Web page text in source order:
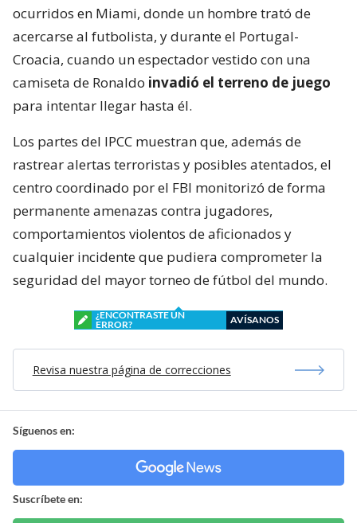
ocurridos en Miami, donde un hombre trató de
acercarse al futbolista, y durante el Portugal-
Croacia, cuando un espectador vestido con una
camiseta de Ronaldo invadió el terreno de juego
para intentar llegar hasta él.
Los partes del IPCC muestran que, además de
rastrear alertas terroristas y posibles atentados, el
centro coordinado por el FBI monitorizó de forma
permanente amenazas contra jugadores,
comportamientos violentos de aficionados y
cualquier incidente que pudiera comprometer la
seguridad del mayor torneo de fútbol del mundo.
¿ENCONTRASTE UN
ERROR?
AVÍSANOS
Revisa nuestra página de correcciones
Síguenos en:
Suscríbete en: